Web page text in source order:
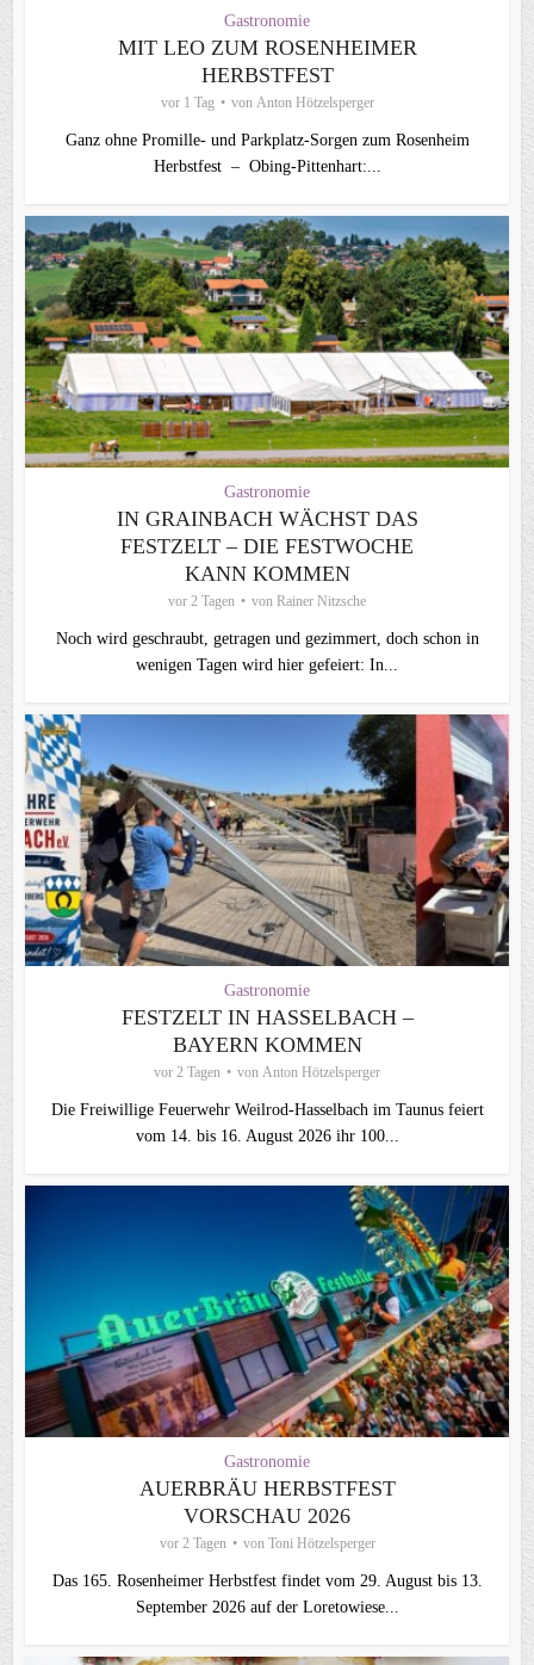
Gastronomie
MIT LEO ZUM ROSENHEIMER
HERBSTFEST
vor 1 Tag von Anton Hötzelsperger
Ganz ohne Promille- und Parkplatz-Sorgen zum Rosenheim
Herbstfest – Obing-Pittenhart:...
Gastronomie
IN GRAINBACH WÄCHST DAS
FESTZELT – DIE FESTWOCHE
KANN KOMMEN
vor 2 Tagen von Rainer Nitzsche
Noch wird geschraubt, getragen und gezimmert, doch schon in
wenigen Tagen wird hier gefeiert: In...
Gastronomie
FESTZELT IN HASSELBACH –
BAYERN KOMMEN
vor 2 Tagen von Anton Hötzelsperger
Die Freiwillige Feuerwehr Weilrod-Hasselbach im Taunus feiert
vom 14. bis 16. August 2026 ihr 100...
Gastronomie
AUERBRÄU HERBSTFEST
VORSCHAU 2026
vor 2 Tagen von Toni Hötzelsperger
Das 165. Rosenheimer Herbstfest findet vom 29. August bis 13.
September 2026 auf der Loretowiese...